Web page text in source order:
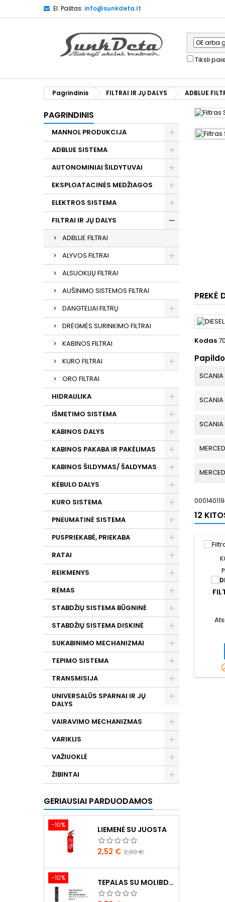
El. Paštas: info@sunkdeta.lt
Tiksli
Pagrindinis FILTRAI IR JŲ DALYS ADBLUE
PAGRINDINIS
MANNOL PRODUKCIJA
ADBLUE SISTEMA
AUTONOMINIAI ŠILDYTUVAI
EKSPLOATACINĖS MEDŽIAGOS
ELEKTROS SISTEMA
FILTRAI IR JŲ DALYS
ADBLUE FILTRAI
ALYVOS FILTRAI
ALSUOKLIŲ FILTRAI
AUŠINIMO SISTEMOS FILTRAI
DANGTELIAI FILTRŲ
DRĖGMĖS SURINKIMO FILTRAI
KABINOS FILTRAI
KURO FILTRAI
ORO FILTRAI
HIDRAULIKA
IŠMETIMO SISTEMA
KABINOS DALYS
KABINOS PAKABA IR PAKĖLIMAS
KABINOS ŠILDYMAS/ ŠALDYMAS
KĖBULO DALYS
KURO SISTEMA
PNEUMATINĖ SISTEMA
PUSPRIEKABĖ, PRIEKABA
RATAI
REIKMENYS
RĖMAS
STABDŽIŲ SISTEMA BŪGNINĖ
STABDŽIŲ SISTEMA DISKINĖ
SUKABINIMO MECHANIZMAI
TEPIMO SISTEMA
TRANSMISIJA
UNIVERSALŪS SPARNAI IR JŲ
DALYS
VAIRAVIMO MECHANIZMAS
VARIKLIS
VAŽIUOKLĖ
ŽIBINTAI
GERIAUSIAI PARDUODAMOS
−10% LIEMENĖ SU JUOSTA
Kaina
2,52 € Bazinė
2,80 €
−10% TEPALAS SU MOLIBDENU 400G MANNOL EP-2 MULTI-MOS2 ESTER
PREKĖ
Kodas
SCANIA
SCANIA
SCANIA
12